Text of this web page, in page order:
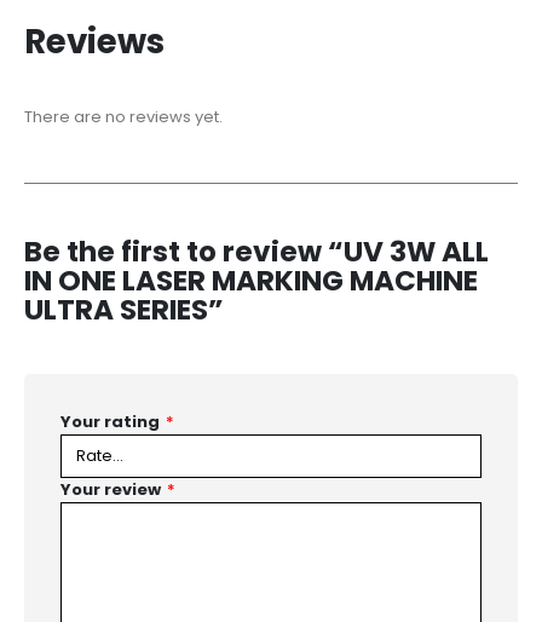
Reviews
There are no reviews yet.
Be the first to review “UV 3W ALL
IN ONE LASER MARKING MACHINE
ULTRA SERIES”
Your rating *
Your review *